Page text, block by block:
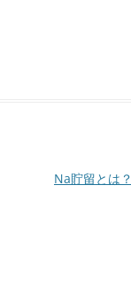
Na貯留とは？